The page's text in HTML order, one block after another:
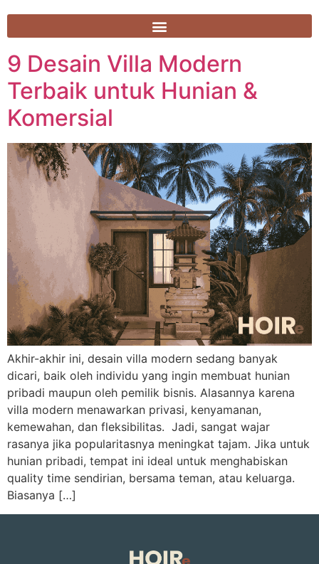
9 Desain Villa Modern
Terbaik untuk Hunian &
Komersial
Akhir-akhir ini, desain villa modern sedang banyak
dicari, baik oleh individu yang ingin membuat hunian
pribadi maupun oleh pemilik bisnis. Alasannya karena
villa modern menawarkan privasi, kenyamanan,
kemewahan, dan fleksibilitas. Jadi, sangat wajar
rasanya jika popularitasnya meningkat tajam. Jika untuk
hunian pribadi, tempat ini ideal untuk menghabiskan
quality time sendirian, bersama teman, atau keluarga.
Biasanya […]